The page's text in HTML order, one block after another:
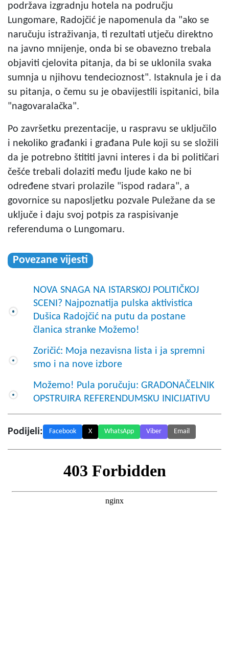
podržava izgradnju hotela na području
Lungomare, Radojčić je napomenula da "ako se
naručuju istraživanja, ti rezultati utječu direktno
na javno mnijenje, onda bi se obavezno trebala
objaviti cjelovita pitanja, da bi se uklonila svaka
sumnja u njihovu tendecioznost". Istaknula je i da
su pitanja, o čemu su je obavijestili ispitanici, bila
"nagovaralačka".
Po završetku prezentacije, u raspravu se uključilo
i nekoliko građanki i građana Pule koji su se složili
da je potrebno štititi javni interes i da bi političari
češće trebali dolaziti među ljude kako ne bi
određene stvari prolazile "ispod radara", a
govornice su naposljetku pozvale Puležane da se
uključe i daju svoj potpis za raspisivanje
referenduma o Lungomaru.
Povezane vijesti
NOVA SNAGA NA ISTARSKOJ POLITIČKOJ
SCENI? Najpoznatija pulska aktivistica
Dušica Radojčić na putu da postane
članica stranke Možemo!
Zoričić: Moja nezavisna lista i ja spremni
smo i na nove izbore
Možemo! Pula poručuju: GRADONAČELNIK
OPSTRUIRA REFERENDUMSKU INICIJATIVU
Podijeli: Facebook X WhatsApp Viber Email